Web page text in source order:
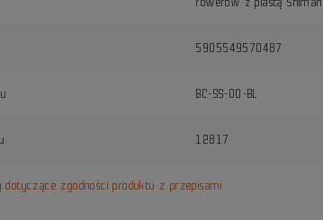
5905549570487
BC-SS-00-BL
12817
dotyczące zgodności produktu z przepisami